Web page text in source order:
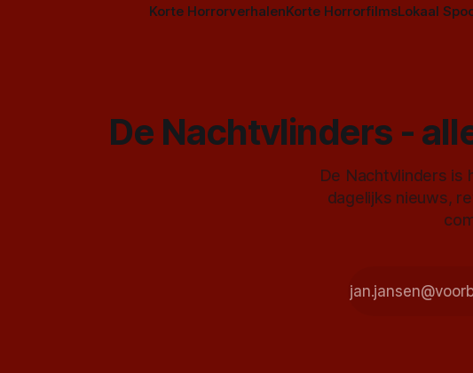
Korte HorrorverhalenKorte HorrorfilmsLokaal
De Nachtvlinders -
De Nachtvlinders is
dagelijks nieuws,